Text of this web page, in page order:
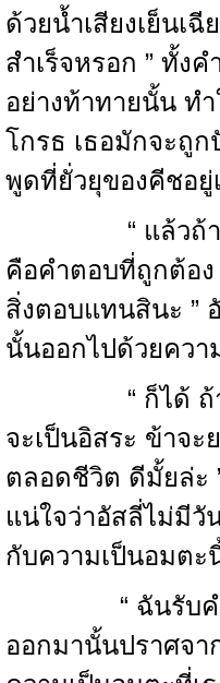
ด้วยน้ำเสียงเย็นเฉี
สำเร็จหรอก ” ทั้ง
อย่างท้าทายนั้น ท
โกรธ เธอมักจะถู
พูดที่ยั่วยุของคีชอยู่
“ แล้วถ้าสำ
คือคำตอบที่ถูกต้อง
สิ่งตอบแทนสินะ ”
นั้นออกไปด้วยควา
“ ก็ได้ ถ้าเจ้
จะเป็นอิสระ ข้าจะ
ตลอดชีวิต ดีมั้ยล่ะ
แน่ใจว่าอัสลี่ไม่มีวั
กับความเป็นอมตะ
“ ฉันรับคำท้า
ออกมานั้นปราศจา